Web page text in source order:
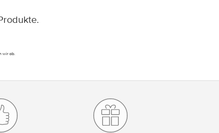
wir ab.